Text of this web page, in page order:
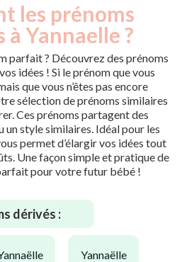
les prénoms
Yannaelle ?
parfait ? Découvrez des prénoms
idées ! Si le prénom que vous
que vous n’êtes pas encore
sélection de prénoms similaires
Ces prénoms partagent des
un style similaires. Idéal pour les
permet d’élargir vos idées tout
Une façon simple et pratique de
pour votre futur bébé !
dérivés :
yannaëlle yannaëlle